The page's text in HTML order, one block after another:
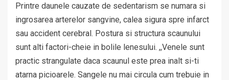
Printre daunele cauzate de sedentarism se numara si
ingrosarea arterelor sangvine, calea sigura spre infarct
sau accident cerebral. Postura si structura scaunului
sunt alti factori-cheie in bolile lenesului. ,,Venele sunt
practic strangulate daca scaunul este prea inalt si-ti
atarna picioarele. Sangele nu mai circula cum trebuie in